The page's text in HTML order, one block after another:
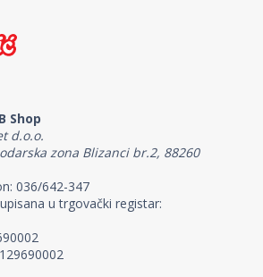
Shop
d.o.o.
zona Blizanci br.2, 88260
036/642-347
u trgovački registar: